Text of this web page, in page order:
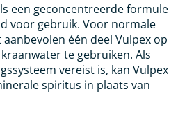
een geconcentreerde formule
voor gebruik. Voor normale
één deel Vulpex op
te gebruiken. Als
vereist is, kan Vulpex
spiritus in plaats van